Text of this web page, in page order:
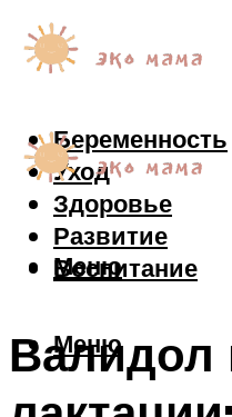
Беременность
Уход
Здоровье
Развитие
Воспитание
Меню
Меню
Валидол